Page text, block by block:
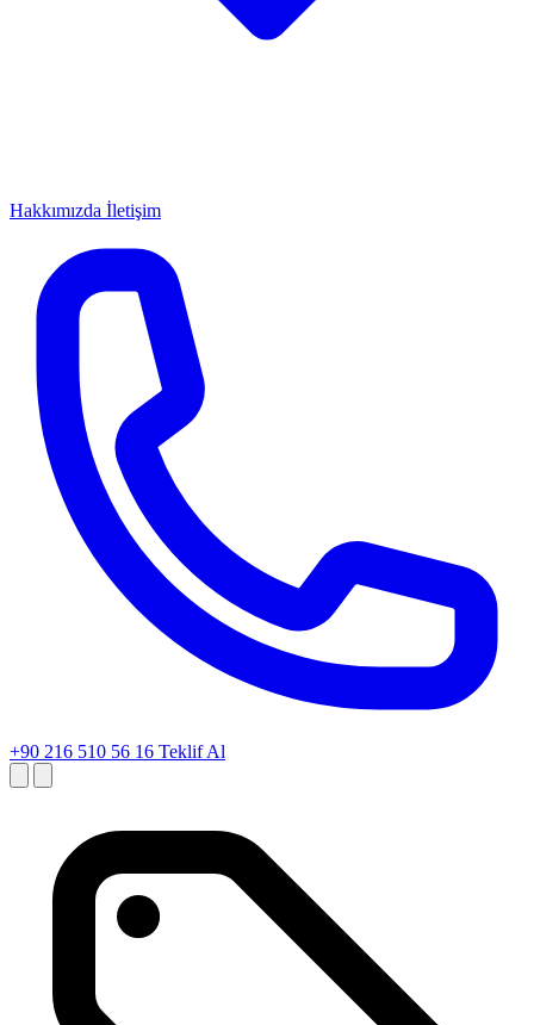
Hakkımızda İletişim
+90 216 510 56 16 Teklif Al